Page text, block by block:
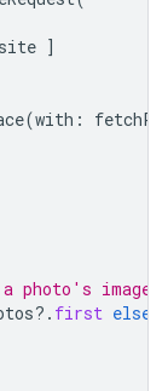
]
(with :
image.
?. first else